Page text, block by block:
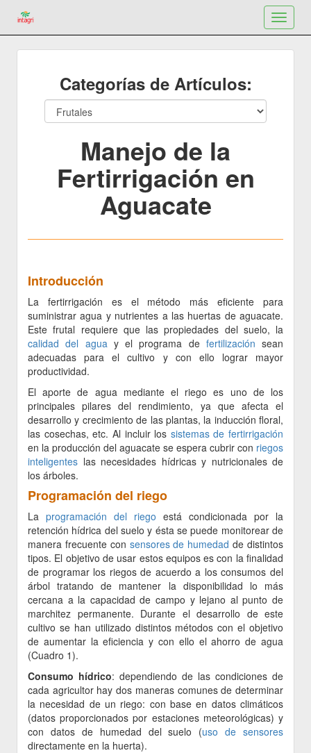
Toggle
Categorías de Artículos:
Manejo de la
Fertirrigación en
Aguacate
Introducción
La fertirrigación es el método más eficiente para
suministrar agua y nutrientes a las huertas de aguacate.
Este frutal requiere que las propiedades del suelo, la
calidad del aguay el programa de fertilización sean
adecuadas para el cultivo y con ello lograr mayor
productividad.
El aporte de agua mediante el riego es uno de los
principales pilares del rendimiento, ya que afecta el
desarrollo y crecimiento de las plantas, la inducción floral,
las cosechas, etc. Al incluir los sistemas de fertirrigación
en la producción del aguacate se espera cubrir con riegos
inteligentes las necesidades hídricas y nutricionales de
los árboles.
Programación del riego
La programación del riego está condicionada por la
retención hídrica del suelo y ésta se puede monitorear de
manera frecuente con sensores de humedad de distintos
tipos. El objetivo de usar estos equipos es con la finalidad
de programar los riegos de acuerdo a los consumos del
árbol tratando de mantener la disponibilidad lo más
cercana a la capacidad de campo y lejano al punto de
marchitez permanente. Durante el desarrollo de este
cultivo se han utilizado distintos métodos con el objetivo
de aumentar la eficiencia y con ello el ahorro de agua
(Cuadro 1).
Consumo hídrico: dependiendo de las condiciones de
cada agricultor hay dos maneras comunes de determinar
la necesidad de un riego: con base en datos climáticos
(datos proporcionados por estaciones meteorológicas) y
con datos de humedad del suelo (uso de sensores
directamente en la huerta).